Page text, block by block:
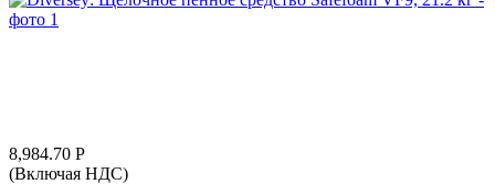
8,984.70 Р
(Включая НДС)